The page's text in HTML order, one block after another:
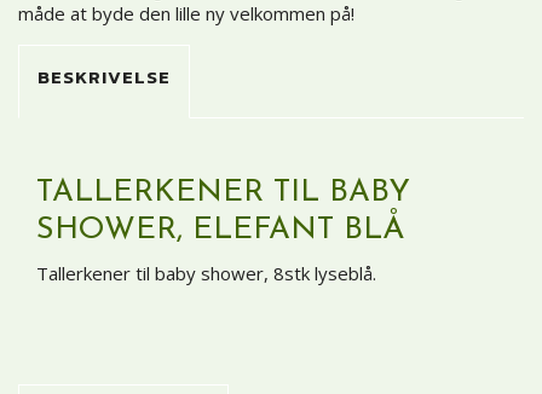
måde at byde den lille ny velkommen på!
BESKRIVELSE
TALLERKENER TIL BABY
SHOWER, ELEFANT BLÅ
Tallerkener til baby shower, 8stk lyseblå.